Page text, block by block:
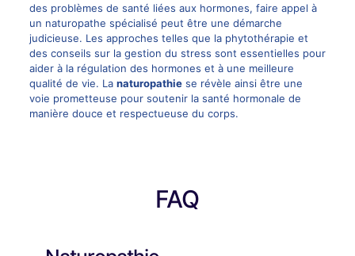
des problèmes de santé liées aux hormones, faire appel à
un naturopathe spécialisé peut être une démarche
judicieuse. Les approches telles que la phytothérapie et
des conseils sur la gestion du stress sont essentielles pour
aider à la régulation des hormones et à une meilleure
qualité de vie. La naturopathiese révèle ainsi être une
voie prometteuse pour soutenir la santé hormonale de
manière douce et respectueuse du corps.
FAQ